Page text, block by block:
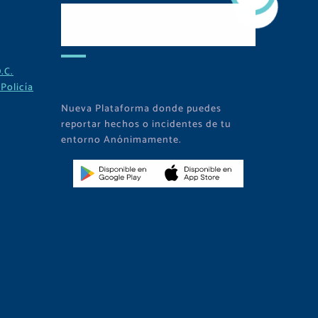
Nueva Plataforma donde puedes
reportar hechos o incidentes de tu
entorno Anónimamente.